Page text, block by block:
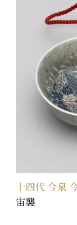
十四代 今泉
宙襲